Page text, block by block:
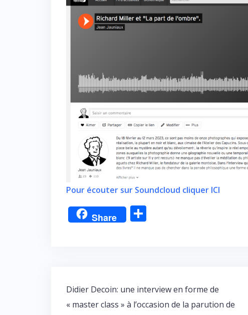
Pour écouter sur Soundcloud cliquer ICI
Share
Navigation
de
Didier Decoin: une interview en forme de
« master class » à l’occasion de la parution de